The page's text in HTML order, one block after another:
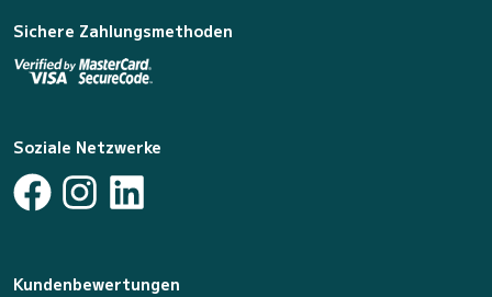
Sichere Zahlungsmethoden
Soziale Netzwerke
Kundenbewertungen